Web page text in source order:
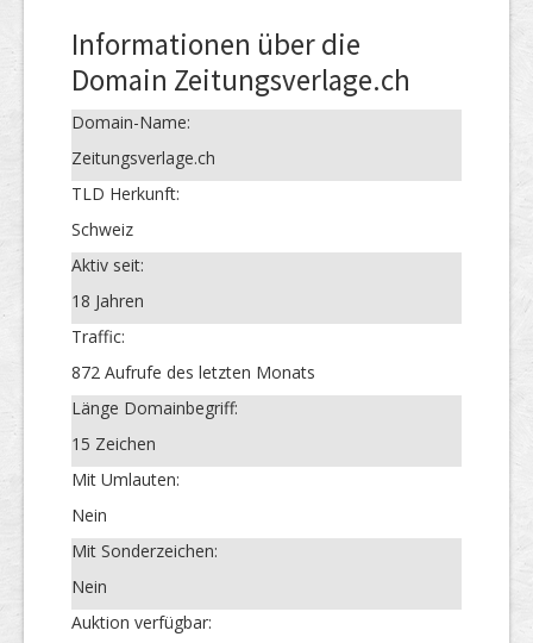
Informationen über die
Domain Zeitungsverlage.ch
Domain-Name:
Zeitungsverlage.ch
TLD Herkunft:
Schweiz
Aktiv seit:
18 Jahren
Traffic:
872 Aufrufe des letzten Monats
Länge Domainbegriff:
15 Zeichen
Mit Umlauten:
Nein
Mit Sonderzeichen:
Nein
Auktion verfügbar: